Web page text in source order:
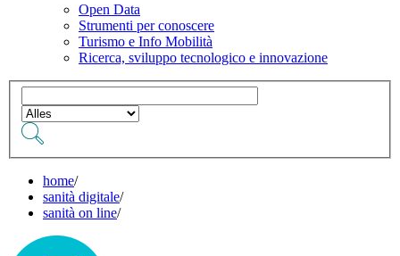
Open Data
Strumenti per conoscere
Turismo e Info Mobilità
Ricerca, sviluppo tecnologico e innovazione
home/
sanità digitale/
sanità on line/